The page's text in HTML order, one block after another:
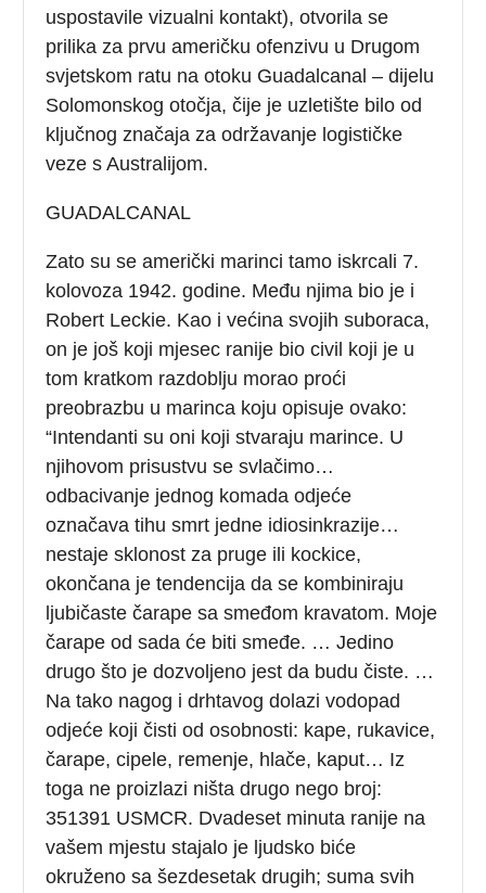
uspostavile vizualni kontakt), otvorila se
prilika za prvu američku ofenzivu u Drugom
svjetskom ratu na otoku Guadalcanal – dijelu
Solomonskog otočja, čije je uzletište bilo od
ključnog značaja za održavanje logističke
veze s Australijom.
GUADALCANAL
Zato su se američki marinci tamo iskrcali 7.
kolovoza 1942. godine. Među njima bio je i
Robert Leckie. Kao i većina svojih suboraca,
on je još koji mjesec ranije bio civil koji je u
tom kratkom razdoblju morao proći
preobrazbu u marinca koju opisuje ovako:
“Intendanti su oni koji stvaraju marince. U
njihovom prisustvu se svlačimo…
odbacivanje jednog komada odjeće
označava tihu smrt jedne idiosinkrazije…
nestaje sklonost za pruge ili kockice,
okončana je tendencija da se kombiniraju
ljubičaste čarape sa smeđom kravatom. Moje
čarape od sada će biti smeđe. … Jedino
drugo što je dozvoljeno jest da budu čiste. …
Na tako nagog i drhtavog dolazi vodopad
odjeće koji čisti od osobnosti: kape, rukavice,
čarape, cipele, remenje, hlače, kaput… Iz
toga ne proizlazi ništa drugo nego broj:
351391 USMCR. Dvadeset minuta ranije na
vašem mjestu stajalo je ljudsko biće
okruženo sa šezdesetak drugih; suma svih